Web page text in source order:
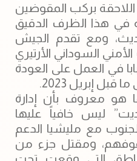
بركب المقوضين
في هذا الظرف الدقيق
ومع تقدم الجيش
السوداني الأرتيري
في العمل على العودة
إبريل 2023.
هو معروف بأن إدارة
ليس خافياً عليها
مع مليشيا الدعم
ومقتل جزء من
التي وقعت تحت